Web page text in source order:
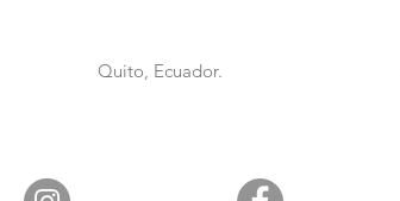
Quito, Ecuador.